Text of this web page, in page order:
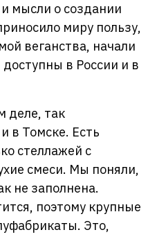
мысли о создании
миру пользу,
веганства, начали
в России и в
деле, так
в Томске. Есть
стеллажей с
смеси. Мы поняли,
не заполнена.
поэтому крупные
Это,